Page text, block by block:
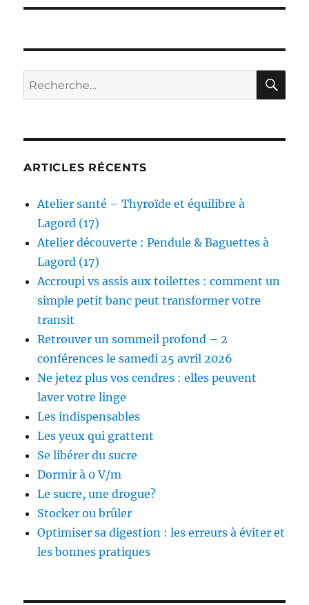
Recherche
pour :
ARTICLES RÉCENTS
Atelier santé – Thyroïde et équilibre à
Lagord (17)
Atelier découverte : Pendule & Baguettes à
Lagord (17)
Accroupi vs assis aux toilettes : comment un
simple petit banc peut transformer votre
transit
Retrouver un sommeil profond – 2
conférences le samedi 25 avril 2026
Ne jetez plus vos cendres : elles peuvent
laver votre linge
Les indispensables
Les yeux qui grattent
Se libérer du sucre
Dormir à 0 V/m
Le sucre, une drogue?
Stocker ou brûler
Optimiser sa digestion : les erreurs à éviter et
les bonnes pratiques